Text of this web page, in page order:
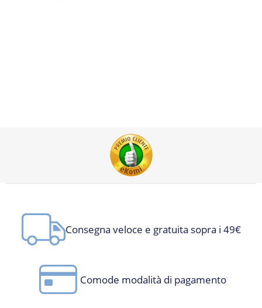
Consegna veloce e gratuita sopra i 49€
Comode modalità di pagamento